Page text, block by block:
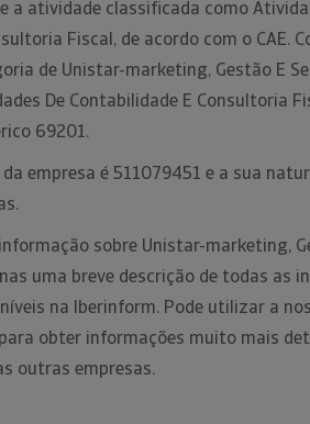
a atividade classificada como
Fiscal, de acordo com o CAE.
de Unistar-marketing, Gestão E
De Contabilidade E Consultoria
69201.
da empresa é 511079451 e a sua
sobre Unistar-marketing,
uma breve descrição de todas as
na Iberinform. Pode utilizar a
obter informações muito mais
outras empresas.